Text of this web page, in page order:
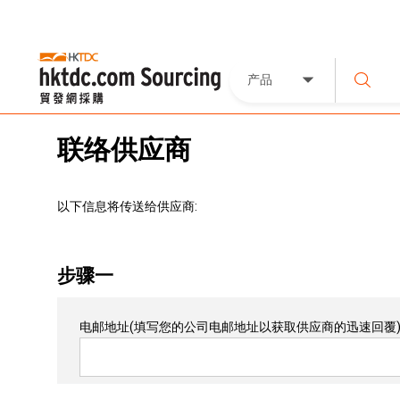
产品
联络供应商
以下信息将传送给供应商:
步骤一
电邮地址(填写您的公司电邮地址以获取供应商的迅速回覆)